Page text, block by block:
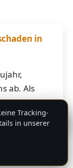
in
ab. Als
und
bis
uns die
uns eine
💬
Tracking-
in unserer